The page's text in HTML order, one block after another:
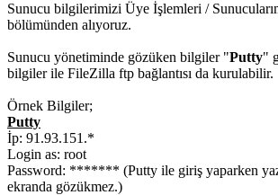
Sunucu bilgilerimizi Üye İşlemleri /
bölümünden alıyoruz.
Sunucu yönetiminde gözüken bilgiler "Putty"
bilgiler ile FileZilla ftp bağlantısı da kurulabilir.
Örnek Bilgiler;
Putty
İp: 91.93.151.*
Login as: root
Password: ******* (Putty ile giriş yaparken
ekranda gözükmez.)